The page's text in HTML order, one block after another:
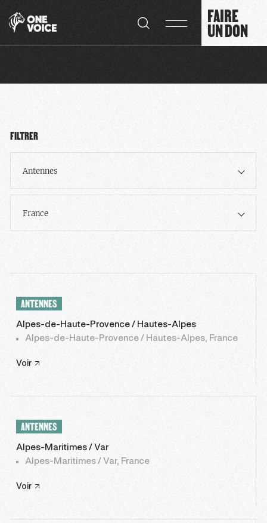
FAIRE
UN DON
FILTRER
Antennes
France
ANTENNES
Alpes-de-Haute-Provence / Hautes-Alpes
Alpes-de-Haute-Provence / Hautes-Alpes, France
Voir
ANTENNES
Alpes-Maritimes / Var
Alpes-Maritimes / Var, France
Voir